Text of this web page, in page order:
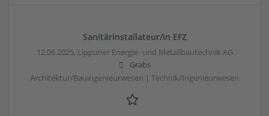
Sanitärinstallateur/in EFZ
12.06.2025, Lippuner Energie- und Metallbautechnik AG
Grabs
Architektur/Bauingenieurwesen | Technik/Ingenieurwesen